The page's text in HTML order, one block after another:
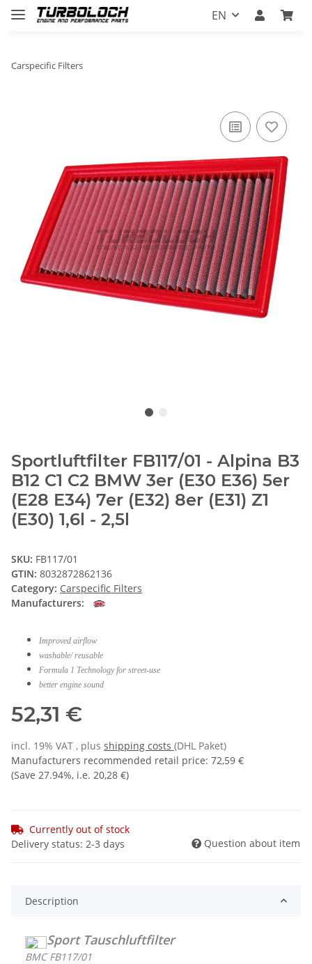
EN
Carspecific Filters
Sportluftfilter FB117/01 - Alpina B3
B12 C1 C2 BMW 3er (E30 E36) 5er
(E28 E34) 7er (E32) 8er (E31) Z1
(E30) 1,6l - 2,5l
SKU: FB117/01
GTIN: 8032872862136
Category: Carspecific Filters
Manufacturers:
Improved airflow
washable/ reusable
Formula 1 Technology for street-use
better engine sound
52,31 €
incl. 19% VAT , plus shipping costs (DHL Paket)
Manufacturers recommended retail price: 72,59 €
(Save 27.94%, i.e. 20,28 €)
Currently out of stock
Delivery status: 2-3 days
Question about item
Description
Sport Tauschluftfilter
BMC FB117/01